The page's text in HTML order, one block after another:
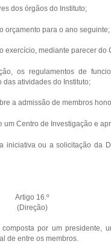
dos órgãos do Instituto;
orçamento para o ano seguinte;
exercício, mediante parecer do
os regulamentos de
atividades do Instituto;
a admissão de membros
Centro de Investigação e
iniciativa ou a solicitação da
Artigo 16.º
(Direção)
por um presidente,
de entre os membros.